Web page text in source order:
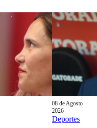
08 de Agosto
2026
Deportes